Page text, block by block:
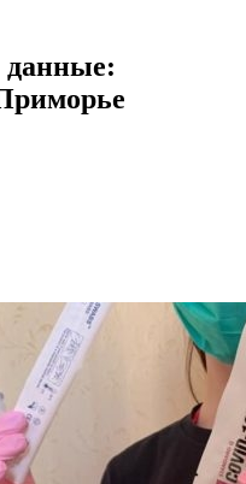
данные: